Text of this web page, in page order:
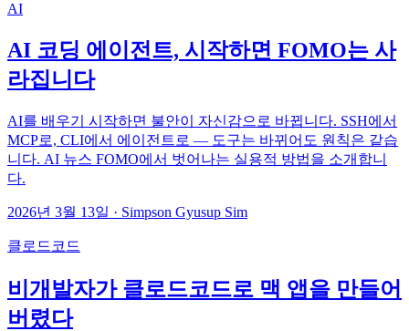
AI
AI 코딩 에이전트, 시작하면 FOMO는 사
라집니다
AI를 배우기 시작하면 불안이 자신감으로 바뀝니다. SSH에서
MCP로, CLI에서 에이전트로 — 도구는 바뀌어도 원칙은 같습
니다. AI 뉴스 FOMO에서 벗어나는 실용적 방법을 소개합니
다.
2026년 3월 13일 · Simpson Gyusup Sim
클로드코드
비개발자가 클로드코드로 맥 앱을 만들어
버렸다